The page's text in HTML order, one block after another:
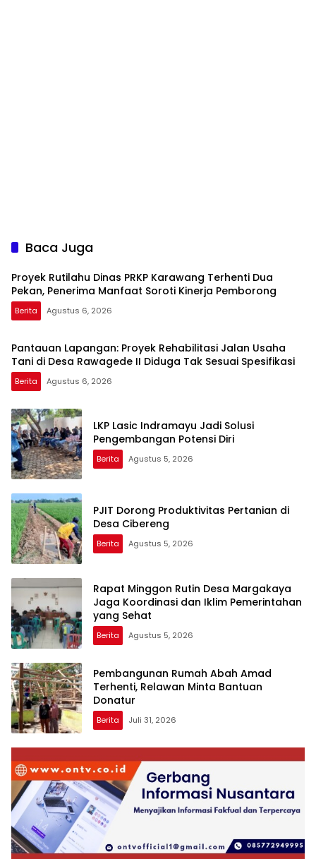
Baca Juga
Proyek Rutilahu Dinas PRKP Karawang Terhenti Dua
Pekan, Penerima Manfaat Soroti Kinerja Pemborong
Berita Agustus 6, 2026
Pantauan Lapangan: Proyek Rehabilitasi Jalan Usaha
Tani di Desa Rawagede II Diduga Tak Sesuai Spesifikasi
Berita Agustus 6, 2026
LKP Lasic Indramayu Jadi Solusi
Pengembangan Potensi Diri
Berita Agustus 5, 2026
PJIT Dorong Produktivitas Pertanian di
Desa Cibereng
Berita Agustus 5, 2026
Rapat Minggon Rutin Desa Margakaya
Jaga Koordinasi dan Iklim Pemerintahan
yang Sehat
Berita Agustus 5, 2026
Pembangunan Rumah Abah Amad
Terhenti, Relawan Minta Bantuan
Donatur
Berita Juli 31, 2026